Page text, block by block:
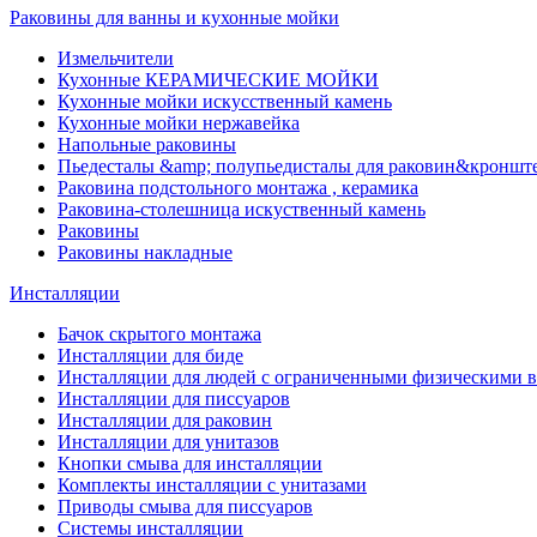
Раковины для ванны и кухонные мойки
Измельчители
Кухонные КЕРАМИЧЕСКИЕ МОЙКИ
Кухонные мойки искусственный камень
Кухонные мойки нержавейка
Напольные раковины
Пьедесталы &amp; полупьедисталы для
Раковина подстольного монтажа , керамика
Раковина-столешница искуственный камень
Раковины
Раковины накладные
Инсталляции
Бачок скрытого монтажа
Инсталляции для биде
Инсталляции для людей с ограниченными физическими
Инсталляции для писсуаров
Инсталляции для раковин
Инсталляции для унитазов
Кнопки смыва для инсталляции
Комплекты инсталляции с унитазами
Приводы смыва для писсуаров
Системы инсталляции